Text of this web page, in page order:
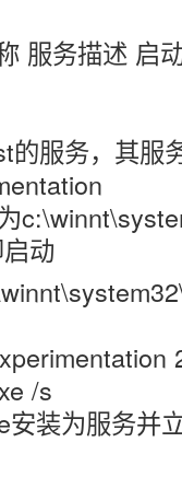
服务描述 启
的服务，其服
动
/s
装为服务并